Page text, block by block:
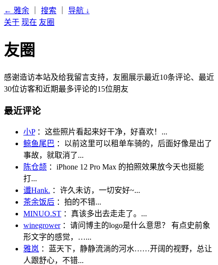
← 雅余 搜索 导航 ↓
关于 现在 友圈
友圈
感谢造访本站及给我留言支持，友圈展示最近10条评论、最近
30位访客和近期最多评论的15位朋友
最近评论
小P：这些照片看起来好干净，好喜欢！...
鲸鱼尾巴 ：以前这里可以租单车骑的，后面好像是出了
事故，就取消了...
陈仓颉 ：iPhone 12 Pro Max 的拍照效果放今天也挺能
打...
谶Hank. ：许久未访，一切安好~...
茶余饭后 ：拍的不错...
MINUO.ST ：真该多出去走走了。...
winegrower：请问博主的logo是什么意思？ 有点史前象
形文字的感觉，…...
雅岚 ：蓝天下，静静流淌的河水……开阔的视野，总让
人跟舒心，不错...